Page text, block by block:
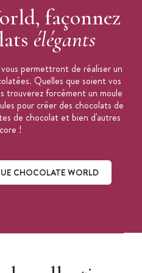
façonnez
élégants
permettront de réaliser un
Quelles que soient vos
trouverez forcément un moule
pour créer des chocolats de
de chocolat et bien d'autres
!
CHOCOLATE WORLD